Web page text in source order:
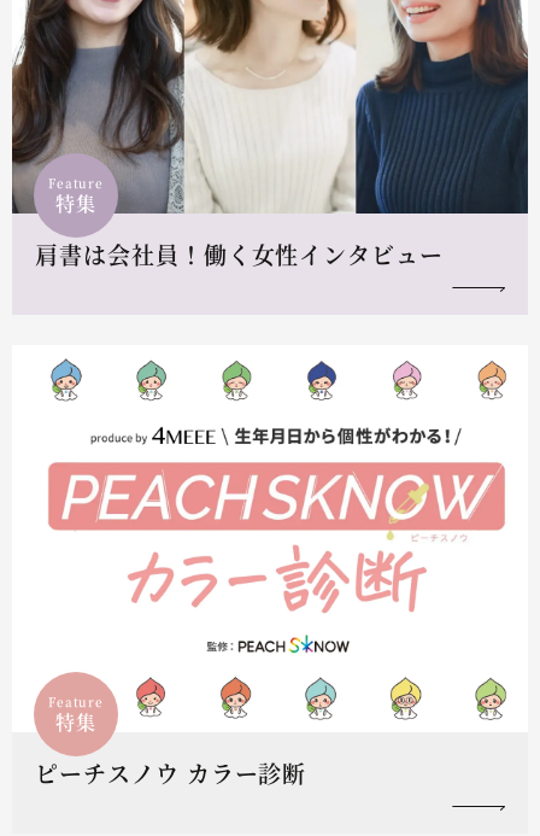
Feature
特集
肩書は会社員！働く女性インタビュー
Feature
特集
ピーチスノウ カラー診断